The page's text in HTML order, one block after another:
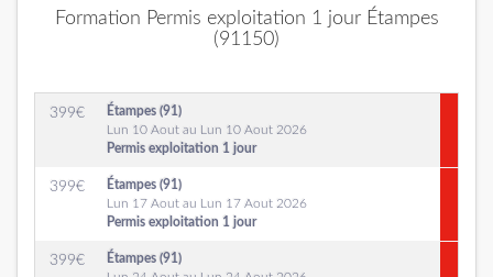
Formation Permis exploitation 1 jour Étampes
(91150)
399€
Étampes (91)
Lun 10 Aout au Lun 10 Aout 2026
Permis exploitation 1 jour
399€
Étampes (91)
Lun 17 Aout au Lun 17 Aout 2026
Permis exploitation 1 jour
399€
Étampes (91)